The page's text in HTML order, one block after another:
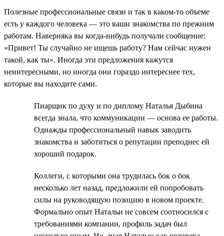
Полезные профессиональные связи и так в каком-то объеме
есть у каждого человека — это ваши знакомства по прежним
работам. Наверняка вы когда-нибудь получали сообщение:
«Привет! Ты случайно не ищешь работу? Нам сейчас нужен
такой, как ты». Иногда эти предложения кажутся
неинтересными, но иногда они гораздо интереснее тех,
которые вы находите сами.
Пиарщик по духу и по диплому Наталья Дыбина
всегда знала, что коммуникации — основа ее работы.
Однажды профессиональный навык заводить
знакомства и заботиться о репутации преподнес ей
хороший подарок.
Коллеги, с которыми она трудилась бок о бок
несколько лет назад, предложили ей попробовать
силы на руководящую позицию в новом проекте.
Формально опыт Натальи не совсем соотносился с
требованиями компании, профиль задач был